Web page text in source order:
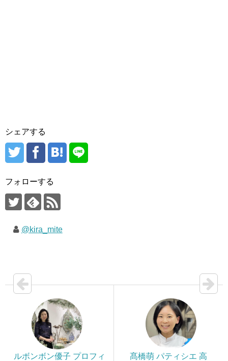
シェアする
フォローする
@kira_mite
ルボンボン優子 プロフィ
髙橋萌 パティシエ 高